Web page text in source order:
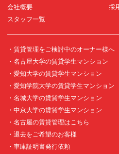
会社概要
採
スタッフ一覧
・賃貸管理をご検討中のオーナー様へ
・名古屋大学の賃貸学生マンション
・愛知大学の賃貸学生マンション
・愛知学院大学の賃貸学生マンション
・名城大学の賃貸学生マンション
・中京大学の賃貸学生マンション
・名古屋の賃貸管理はこちら
・退去をご希望のお客様
・車庫証明書発行依頼